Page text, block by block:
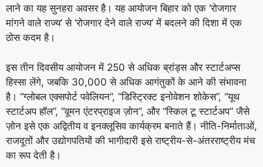
लाने का यह सुनहरा अवसर है। यह आयोजन बिहार को एक ‘रोजगार
मांगने वाले राज्य’ से ‘रोजगार देने वाले राज्य’ में बदलने की दिशा में एक
ठोस कदम है।
इस तीन दिवसीय आयोजन में 250 से अधिक ब्रांड्स और स्टार्टअप्स
हिस्सा लेंगे, जबकि 30,000 से अधिक आगंतुकों के आने की संभावना
है। “ग्लोबल एक्सपोर्ट पवेलियन”, “डिस्ट्रिक्ट इनोवेशन शोकेस”, “यूथ
स्टार्टअप हॉल”, “वूमन एंटरप्राइज ज़ोन”, और “स्किल टू स्टार्टअप” जैसे
ज़ोन इसे एक अद्वितीय व इनक्लूसिव कार्यक्रम बनाते हैं। नीति-निर्माताओं,
राजदूतों और उद्योगपतियों की भागीदारी इसे राष्ट्रीय-से-अंतरराष्ट्रीय मंच
का रूप देती है।